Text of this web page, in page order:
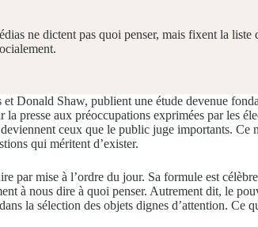
ne dictent pas quoi penser, mais fixent la liste
Donald Shaw, publient une étude devenue
la presse aux préoccupations exprimées par les
ceux que le public juge importants. Ce
qui méritent d’exister.
par mise à l’ordre du jour. Sa formule est
à nous dire à quoi penser. Autrement dit, le
la sélection des objets dignes d’attention. Ce